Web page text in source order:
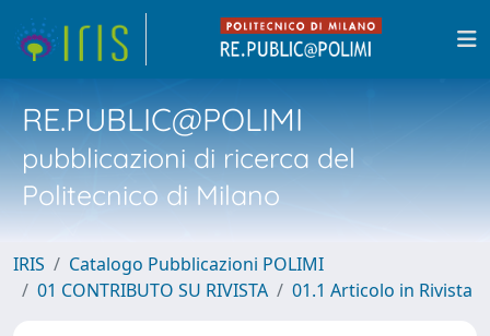
RE.PUBLIC@POLIMI
pubblicazioni di ricerca del
Politecnico di Milano
IRIS
Catalogo Pubblicazioni POLIMI
01 CONTRIBUTO SU RIVISTA
01.1 Articolo in Rivista